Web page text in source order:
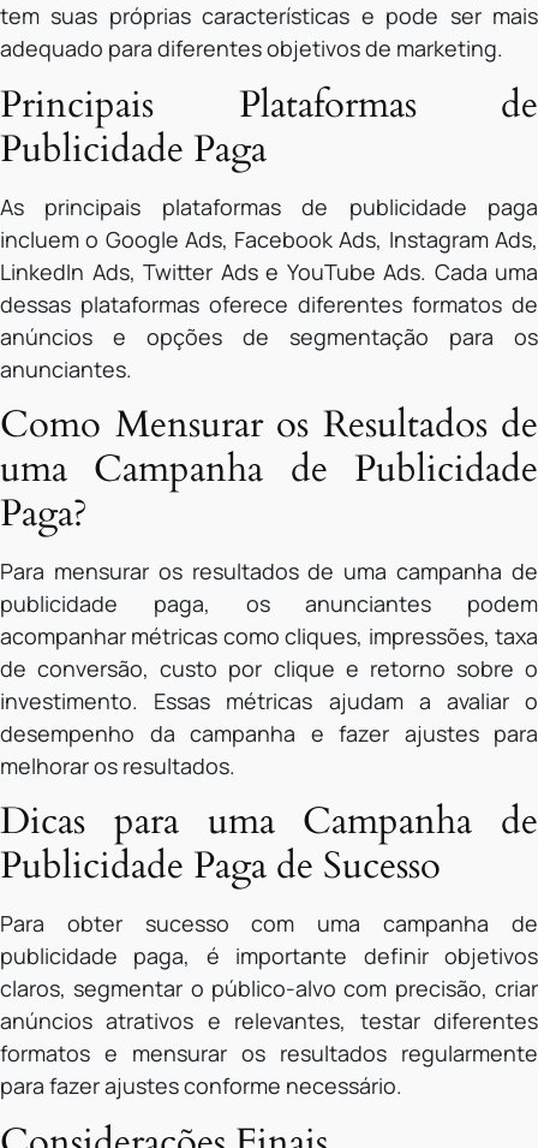
tem suas próprias características e pode ser mais
adequado para diferentes objetivos de marketing.
Principais Plataformas de
Publicidade Paga
As principais plataformas de publicidade paga
incluem o Google Ads, Facebook Ads, Instagram Ads,
LinkedIn Ads, Twitter Ads e YouTube Ads. Cada uma
dessas plataformas oferece diferentes formatos de
anúncios e opções de segmentação para os
anunciantes.
Como Mensurar os Resultados de
uma Campanha de Publicidade
Paga?
Para mensurar os resultados de uma campanha de
publicidade paga, os anunciantes podem
acompanhar métricas como cliques, impressões, taxa
de conversão, custo por clique e retorno sobre o
investimento. Essas métricas ajudam a avaliar o
desempenho da campanha e fazer ajustes para
melhorar os resultados.
Dicas para uma Campanha de
Publicidade Paga de Sucesso
Para obter sucesso com uma campanha de
publicidade paga, é importante definir objetivos
claros, segmentar o público-alvo com precisão, criar
anúncios atrativos e relevantes, testar diferentes
formatos e mensurar os resultados regularmente
para fazer ajustes conforme necessário.